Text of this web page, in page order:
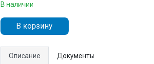
В наличии
В корзину
Описание Документы